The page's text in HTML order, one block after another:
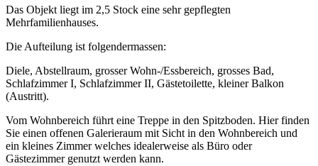
Das Objekt liegt im 2,5 Stock eine sehr gepflegten
Mehrfamilienhauses.
Die Aufteilung ist folgendermassen:
Diele, Abstellraum, grosser Wohn-/Essbereich, grosses Bad,
Schlafzimmer I, Schlafzimmer II, Gästetoilette, kleiner Balkon
(Austritt).
Vom Wohnbereich führt eine Treppe in den Spitzboden. Hier finden
Sie einen offenen Galerieraum mit Sicht in den Wohnbereich und
ein kleines Zimmer welches idealerweise als Büro oder
Gästezimmer genutzt werden kann.